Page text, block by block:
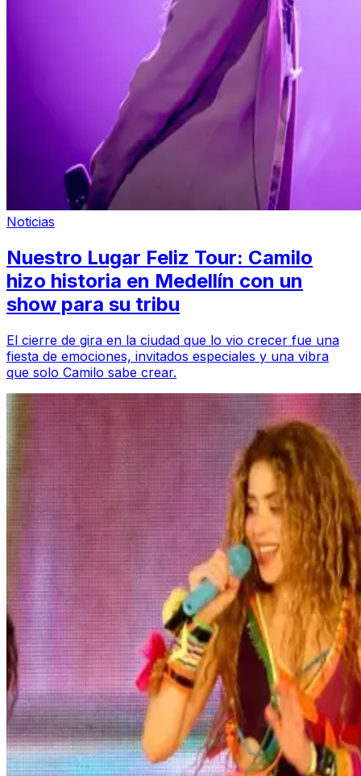
Noticias
Nuestro Lugar Feliz Tour: Camilo
hizo historia en Medellín con un
show para su tribu
El cierre de gira en la ciudad que lo vio crecer fue una
fiesta de emociones, invitados especiales y una vibra
que solo Camilo sabe crear.